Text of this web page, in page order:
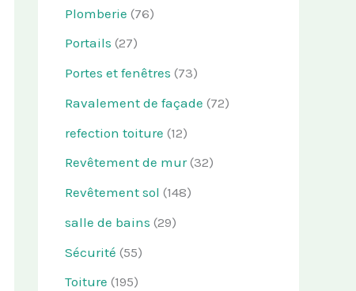
Plomberie (76)
Portails (27)
Portes et fenêtres (73)
Ravalement de façade (72)
refection toiture (12)
Revêtement de mur(32)
Revêtement sol (148)
salle de bains (29)
Sécurité (55)
Toiture (195)